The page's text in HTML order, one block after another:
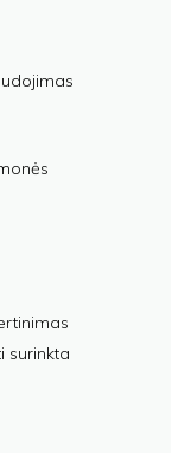
surinkta